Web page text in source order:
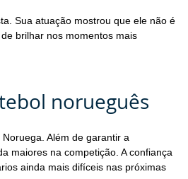
Sua atuação mostrou que ele não é
brilhar nos momentos mais
norueguês
Além de garantir a
maiores na competição. A confiança
ainda mais difíceis nas próximas